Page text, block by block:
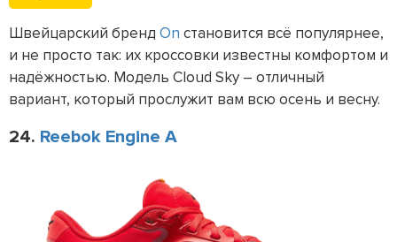
Швейцарский бренд On становится всё популярнее,
и не просто так: их кроссовки известны комфортом и
надёжностью. Модель Cloud Sky – отличный
вариант, который прослужит вам всю осень и весну.
24. Reebok Engine A